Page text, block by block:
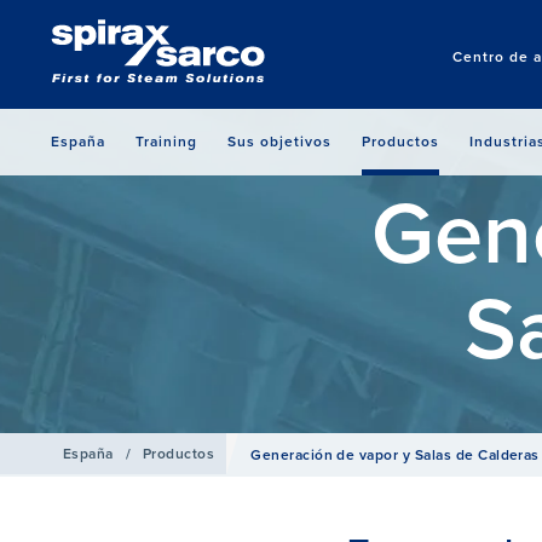
Centro de
España Training Sus objetivos Productos
España / Productos Generación de vapor y Salas de Calderas